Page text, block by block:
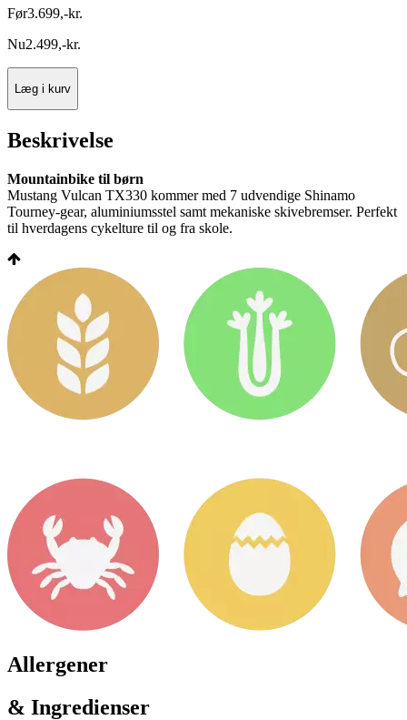
Før3.699,-kr.
Nu2.499,-kr.
Læg i kurv
Beskrivelse
Mountainbike til børn
Mustang Vulcan TX330 kommer med 7 udvendige Shinamo
Tourney-gear, aluminiumsstel samt mekaniske skivebremser. Perfekt
til hverdagens cykelture til og fra skole.
Allergener
& Ingredienser